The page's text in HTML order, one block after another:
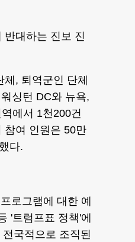
대하는 진보 진
체, 퇴역군인 단체
싱턴 DC와 뉴욕,
에서 1천200건
참여 인원은 50만
다.
로그램에 대한 예
'트럼프표 정책'에
국적으로 조직된